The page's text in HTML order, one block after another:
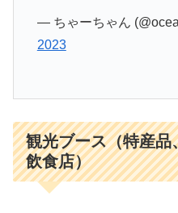
— ちゃーちゃん
2023
観光ブース（特産品
飲食店）